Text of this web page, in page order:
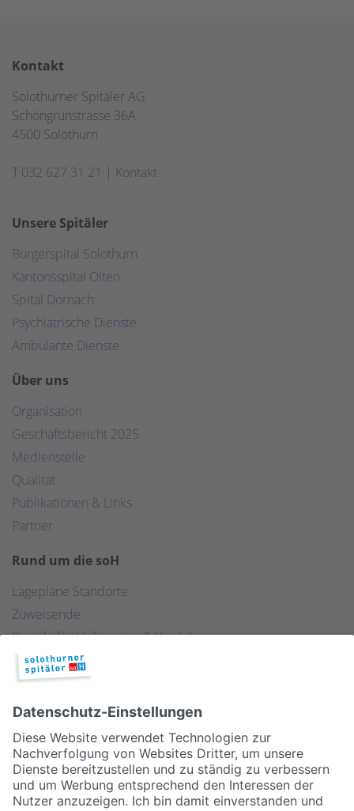
Kontakt
Solothurner Spitäler AG
Schöngrünstrasse 36A
4500 Solothurn
T 032 627 31 21 | Kontakt
Unsere Spitäler
Bürgerspital Solothurn
Kantonsspital Olten
Spital Dornach
Psychiatrische Dienste
Ambulante Dienste
Über uns
Organisation
Geschäftsbericht 2025
Medienstelle
Qualität
Publikationen & Links
Partner
Rund um die soH
Lagepläne Standorte
Zuweisende
Kontakt für Lieferanten & Versicherungen
Zentralwäscherei
HEBSORG
Spital Club